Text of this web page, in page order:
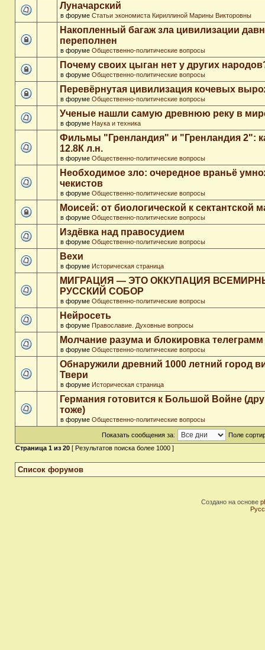
Луначарский
в форуме Статьи экономиста Кириллиной Марины Викторовны
Накопленный багаж зла цивилизации
переполнен
в форуме Общественно-политические вопросы
Почему своих цыган нет у других
в форуме Общественно-политические вопросы
Перевёрнутая цивилизация кочевых
в форуме Общественно-политические вопросы
Ученые нашли самую древнюю реку в
в форуме Наука и техника
Фильмы "Гренландия" и "Гренландия 2":
12.8К л.н.
в форуме Общественно-политические вопросы
Необходимое зло: очередное враньё
чекистов
в форуме Общественно-политические вопросы
Моисей: от биологической к сектантской
в форуме Общественно-политические вопросы
Издёвка над правосудием
в форуме Общественно-политические вопросы
Вехи
в форуме Историческая страница
МИГРАЦИЯ — ЭТО ОККУПАЦИЯ
РУССКИЙ СОБОР
в форуме Общественно-политические вопросы
Нейросеть
в форуме Православие. Духовные вопросы
Молчание разума и блокировка телеграмм
в форуме Общественно-политические вопросы
Обнаружили древний 1000 летний город
Твери
в форуме Историческая страница
Германия готовится к Большой Войне
тоже)
в форуме Общественно-политические вопросы
Показать сообщения за:
Поле
Страница 1 из 20 [ Результатов поиска более 1000 ]
Список форумов
Создано на основе